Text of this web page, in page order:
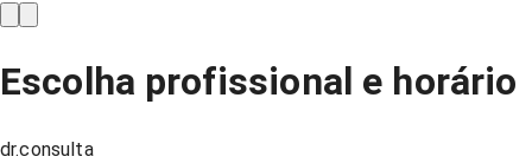
Escolha profissional e horário
dr.consulta